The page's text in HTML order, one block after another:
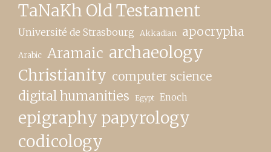
TaNaKh Old Testament
Université de Strasbourg Akkadian apocrypha
Arabic Aramaic archaeology
Christianity computer science
digital humanities Egypt Enoch
epigraphy papyrology
codicology